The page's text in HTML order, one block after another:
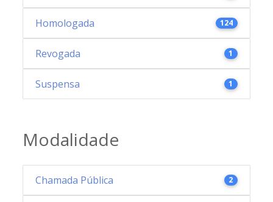
Homologada 124
Revogada 1
Suspensa 1
Modalidade
Chamada Pública 2